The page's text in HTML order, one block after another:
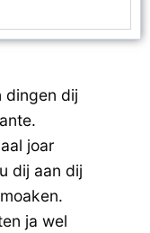
dingen dij
joar
dij aan dij
ja wel